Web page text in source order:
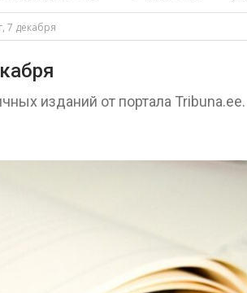
7 декабря
изданий от портала Tribuna.ee.